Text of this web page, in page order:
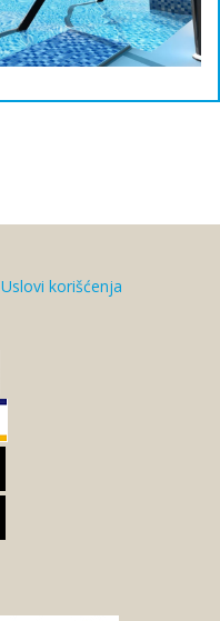
Uslovi korišćenja